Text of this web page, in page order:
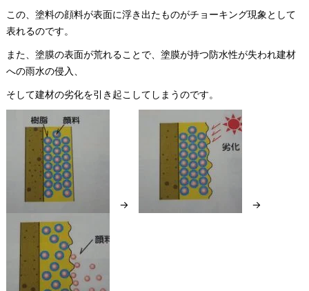
この、塗料の顔料が表面に浮き出たものがチョーキング現象として
表れるのです。
また、塗膜の表面が荒れることで、塗膜が持つ防水性が失われ建材
への雨水の侵入、
そして建材の劣化を引き起こしてしまうのです。
→ →